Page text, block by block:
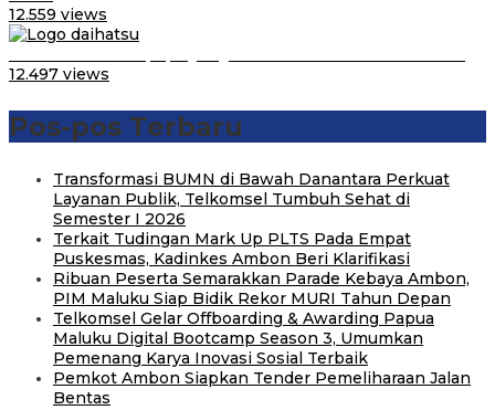
12.559 views
12.497 views
Pos-pos Terbaru
Transformasi BUMN di Bawah Danantara Perkuat
Layanan Publik, Telkomsel Tumbuh Sehat di
Semester I 2026
Terkait Tudingan Mark Up PLTS Pada Empat
Puskesmas, Kadinkes Ambon Beri Klarifikasi
Ribuan Peserta Semarakkan Parade Kebaya Ambon,
PIM Maluku Siap Bidik Rekor MURI Tahun Depan
Telkomsel Gelar Offboarding & Awarding Papua
Maluku Digital Bootcamp Season 3, Umumkan
Pemenang Karya Inovasi Sosial Terbaik
Pemkot Ambon Siapkan Tender Pemeliharaan Jalan
Bentas